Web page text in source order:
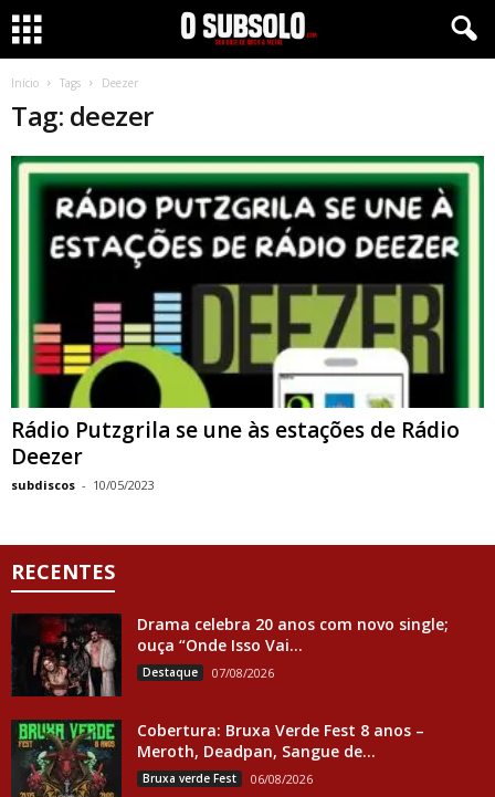
Início Tags Deezer
Tag: deezer
Rádio Putzgrila se une às estações de Rádio
Deezer
subdiscos - 10/05/2023
RECENTES
Drama celebra 20 anos com novo single;
ouça “Onde Isso Vai...
Destaque 07/08/2026
Cobertura: Bruxa Verde Fest 8 anos –
Meroth, Deadpan, Sangue de...
Bruxa verde Fest 06/08/2026